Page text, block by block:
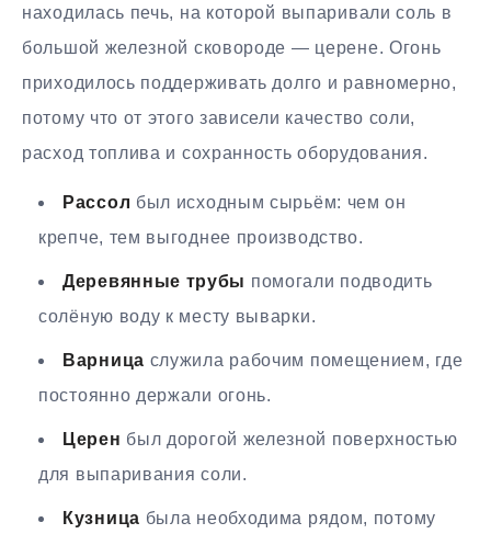
находилась печь, на которой выпаривали соль в
большой железной сковороде — церене. Огонь
приходилось поддерживать долго и равномерно,
потому что от этого зависели качество соли,
расход топлива и сохранность оборудования.
Рассол был исходным сырьём: чем он
крепче, тем выгоднее производство.
Деревянные трубы помогали подводить
солёную воду к месту выварки.
Варница служила рабочим помещением, где
постоянно держали огонь.
Церен был дорогой железной поверхностью
для выпаривания соли.
Кузница была необходима рядом, потому